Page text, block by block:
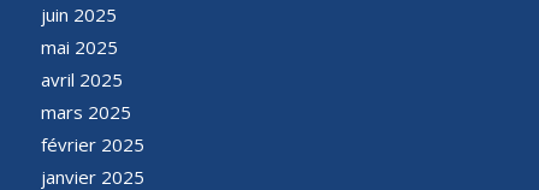
juin 2025
mai 2025
avril 2025
mars 2025
février 2025
janvier 2025